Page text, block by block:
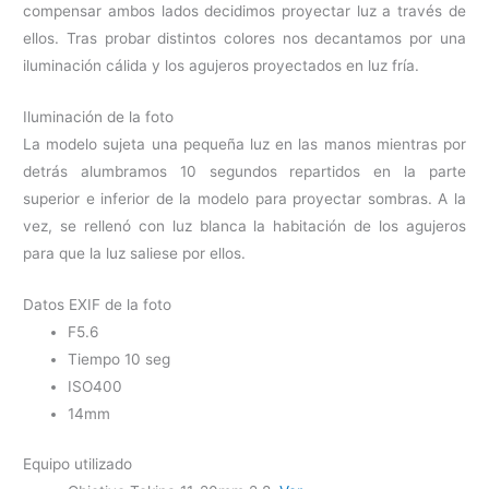
compensar ambos lados decidimos proyectar luz a través de
ellos. Tras probar distintos colores nos decantamos por una
iluminación cálida y los agujeros proyectados en luz fría.
Iluminación de la foto
La modelo sujeta una pequeña luz en las manos mientras por
detrás alumbramos 10 segundos repartidos en la parte
superior e inferior de la modelo para proyectar sombras. A la
vez, se rellenó con luz blanca la habitación de los agujeros
para que la luz saliese por ellos.
Datos EXIF de la foto
F5.6
Tiempo 10 seg
ISO400
14mm
Equipo utilizado